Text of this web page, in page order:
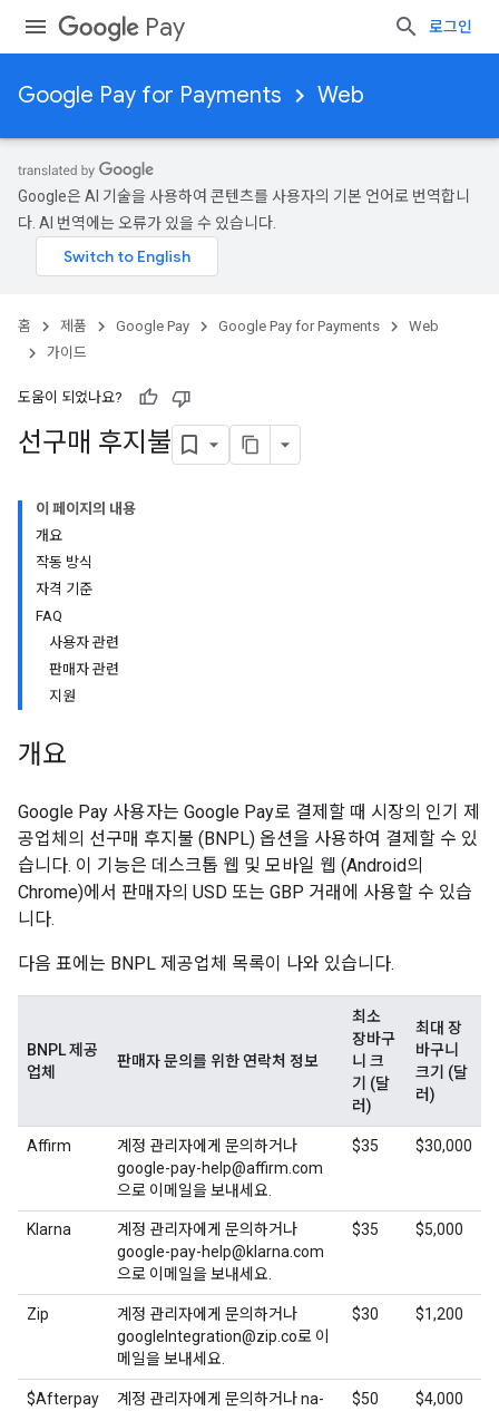
Pay 로그인
Google Pay for Payments Web
Google은 AI 기술을 사용하여 콘텐츠를 사용자의 기본 언어로 번역합니
다. AI 번역에는 오류가 있을 수 있습니다.
홈 제품 Google Pay Google Pay for Payments
Web
가이드
도움이 되었나요?
선구매 후지불
이 페이지의 내용
개요
작동 방식
자격 기준
FAQ
사용자 관련
판매자 관련
지원
개요
Google Pay 사용자는 Google Pay로 결제할 때 시장의 인기 제
공업체의 선구매 후지불 (BNPL) 옵션을 사용하여 결제할 수 있
습니다. 이 기능은 데스크톱 웹 및 모바일 웹 (Android의
Chrome)에서 판매자의 USD 또는 GBP 거래에 사용할 수 있습
니다.
다음 표에는 BNPL 제공업체 목록이 나와 있습니다.
BNPL 제공
업체
판매자 문의를 위한 연락처 정보
최소
장바구
니 크
기 (달
러)
최대 장
바구니
크기 (달
러)
Affirm
계정 관리자에게 문의하거나
google-pay-help@affirm.com
으로 이메일을 보내세요.
$35 $30,000
Klarna
계정 관리자에게 문의하거나
google-pay-help@klarna.com
으로 이메일을 보내세요.
$35 $5,000
Zip
계정 관리자에게 문의하거나
googleIntegration@zip.co로 이
메일을 보내세요.
$30 $1,200
$Afterpay
계정 관리자에게 문의하거나 na-
$50 $4,000